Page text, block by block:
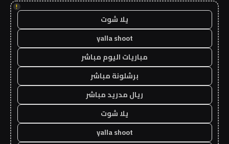
!
يلا شوت
yalla shoot
مباريات اليوم مباشر
برشلونة مباشر
ريال مدريد مباشر
يلا شوت
yalla shoot